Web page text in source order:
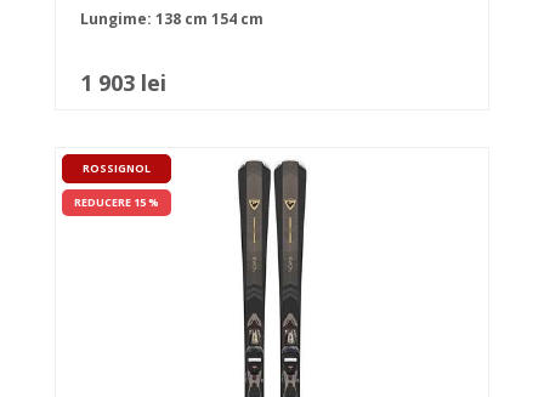
Lungime: 138 cm 154 cm
1 903 lei
ROSSIGNOL
REDUCERE 15 %